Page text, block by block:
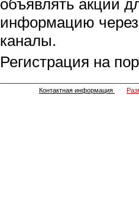
объявлять акции
информацию
каналы.
Регистрация на
Контактная информация